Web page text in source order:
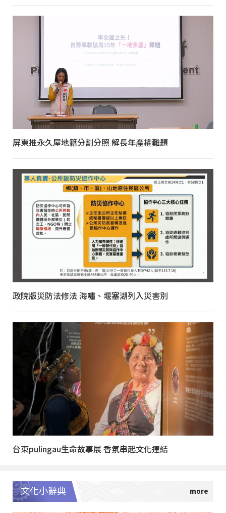
屏東推永久屋地籍分割分照 解長年產權難題
政院版災防法修法 海嘯、堰塞湖列入災害別
台東pulingau生命故事展 香氛串起文化連結
文化小辭典